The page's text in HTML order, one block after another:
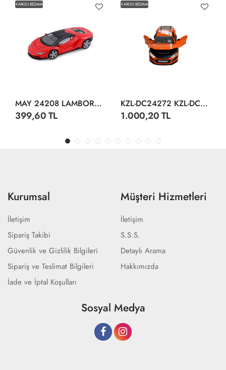
KARGO BEDAVA
MAY 24208 LAMBORGHİNİ CENTENARİO DİSPLAY 12 CM
399,60 TL
KARGO BEDAVA
KZL-DC24272 KZL-DC24272 AUDI R8 1:24 ISIKLI SESLI 32
1.000,20 TL
Kurumsal
İletişim
Sipariş Takibi
Güvenlik ve Gizlilik Bilgileri
Sipariş ve Teslimat Bilgileri
İade ve İptal Koşulları
Müşteri Hizmetleri
İletişim
S.S.S.
Detaylı Arama
Hakkımızda
Sosyal Medya